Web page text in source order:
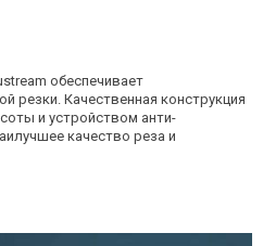
обеспечивает
резки. Качественная конструкция
и устройством анти-
качество реза и